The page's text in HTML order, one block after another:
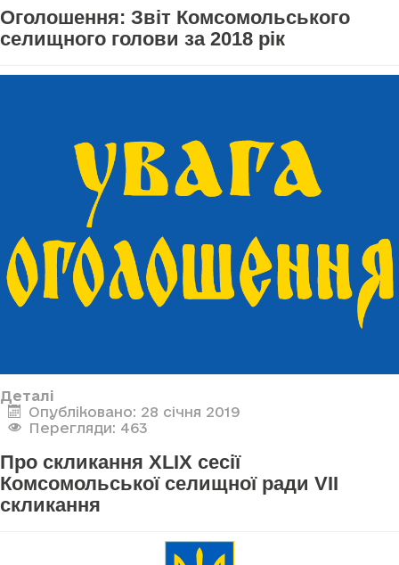
Оголошення: Звіт Комсомольського
селищного голови за 2018 рік
Деталі
Опубліковано: 28 січня 2019
Перегляди: 463
Про скликання XLIX сесії
Комсомольської селищної ради VII
скликання